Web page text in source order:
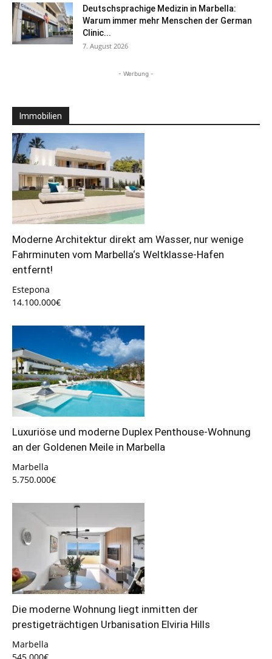
Deutschsprachige Medizin in Marbella:
Warum immer mehr Menschen der German
Clinic...
7. August 2026
- Werbung -
Immobilien
Moderne Architektur direkt am Wasser, nur wenige
Fahrminuten vom Marbella‘s Weltklasse-Hafen
entfernt!
Estepona
14.100.000€
Luxuriöse und moderne Duplex Penthouse-Wohnung
an der Goldenen Meile in Marbella
Marbella
5.750.000€
Die moderne Wohnung liegt inmitten der
prestigeträchtigen Urbanisation Elviria Hills
Marbella